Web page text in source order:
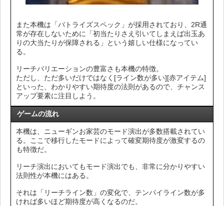
また本機は「バトライズスペック」が採用されており、2R通
常が存在しないために「初当たりさえ引いてしまえば出玉あ
りの大当たりが保障される」という嬉しい仕様になってい
る。
リーチバリエーションの豊富さも本機の特徴。
ただし、ただ多いだけではなく[ライン数が多い][赤アイテム]
といった、わかりやすい期待度の法則があるので、チャンス
アップ要素に注目しよう。
ゲームの流れ
本機は、ニューギンお家芸のモード演出が多数搭載されてい
る。ここで移行したモードによって確変期待度が激変するの
も特徴だ。
リーチ演出においてもモード演出でも、非常に分かりやすい
法則性が本機にはある。
それは「リーチライン数」の変化で、テンパイライン数が多
ければ多いほど期待度が高くなるのだ。